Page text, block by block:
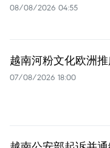
08/08/2026 04:55
越南河粉文化欧洲
07/08/2026 18:00